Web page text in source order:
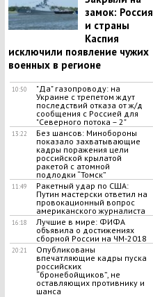
замок: Россия
и страны
Каспия
исключили появление чужих
военных в регионе
10:50
"Да" газопроводу: на
Украине с трепетом ждут
последствий отказа от ж/д
сообщения с Россией для
"Северного потока – 2"
13:22
Без шансов: Минобороны
показало захватывающие
кадры поражения цели
российской крылатой
ракетой с атомной
подлодки “Томск”
11:49
Ракетный удар по США:
Путин мастерски ответил на
провокационный вопрос
американского журналиста
16:18
Лучшие в мире: ФИФА
объявила о достижениях
сборной России на ЧМ-2018
20:21
Опубликованы
впечатляющие кадры пуска
российских
“бронебойщиков”, не
оставляющих противнику и
шанса